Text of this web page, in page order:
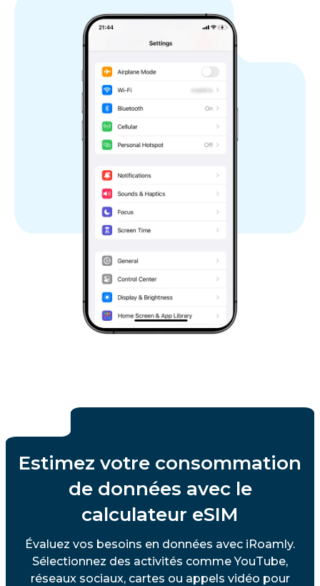
Estimez votre consommation
de données avec le
calculateur eSIM
Évaluez vos besoins en données avec iRoamly.
Sélectionnez des activités comme YouTube,
réseaux sociaux, cartes ou appels vidéo pour